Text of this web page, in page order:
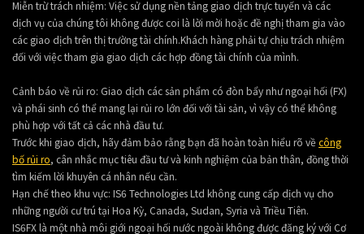
Miễn trừ trách nhiệm: Việc sử dụng nền tảng giao dịch trực tuyến và các
dịch vụ của chúng tôi không được coi là lời mời hoặc đề nghị tham gia vào
các giao dịch trên thị trường tài chính.Khách hàng phải tự chịu trách nhiệm
đối với việc tham gia giao dịch các hợp đồng tài chính của mình.
Cảnh báo về rủi ro: Giao dịch các sản phẩm có đòn bẩy như ngoại hối (FX)
và phái sinh có thể mang lại rủi ro lớn đối với tài sản, vì vậy có thể không
phù hợp với tất cả các nhà đầu tư.
Trước khi giao dịch, hãy đảm bảo rằng bạn đã hoàn toàn hiểu rõ về công
bố rủi ro, cân nhắc mục tiêu đầu tư và kinh nghiệm của bản thân, đồng thời
tìm kiếm lời khuyên cá nhân nếu cần.
Hạn chế theo khu vực: IS6 Technologies Ltd không cung cấp dịch vụ cho
những người cư trú tại Hoa Kỳ, Canada, Sudan, Syria và Triều Tiên.
IS6FX là một nhà môi giới ngoại hối nước ngoài không được đăng ký với Cơ